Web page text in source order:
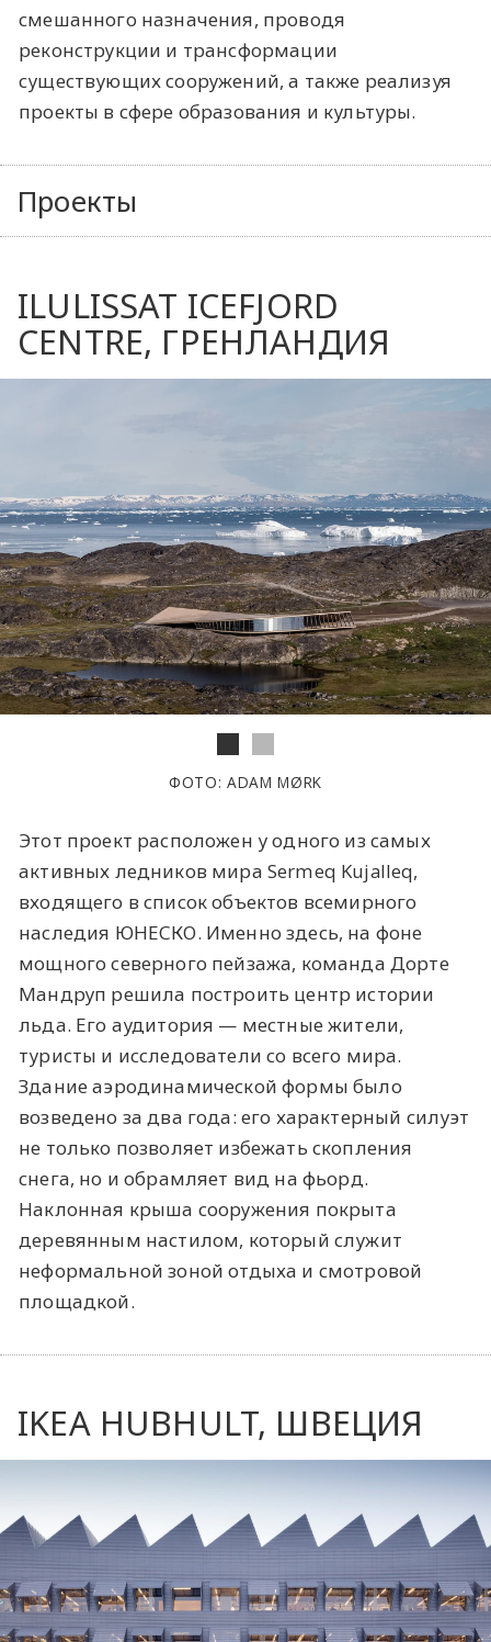
смешанного назначения, проводя
реконструкции и трансформации
существующих сооружений, а также реализуя
проекты в сфере образования и культуры.
Проекты
ILULISSAT ICEFJORD
CENTRE, ГРЕНЛАНДИЯ
ФОТО: ADAM MØRK
Этот проект расположен у одного из самых
активных ледников мира Sermeq Kujalleq,
входящего в список объектов всемирного
наследия ЮНЕСКО. Именно здесь, на фоне
мощного северного пейзажа, команда Дорте
Мандруп решила построить центр истории
льда. Его аудитория — местные жители,
туристы и исследователи со всего мира.
Здание аэродинамической формы было
возведено за два года: его характерный силуэт
не только позволяет избежать скопления
снега, но и обрамляет вид на фьорд.
Наклонная крыша сооружения покрыта
деревянным настилом, который служит
неформальной зоной отдыха и смотровой
площадкой.
IKEA HUBHULT, ШВЕЦИЯ